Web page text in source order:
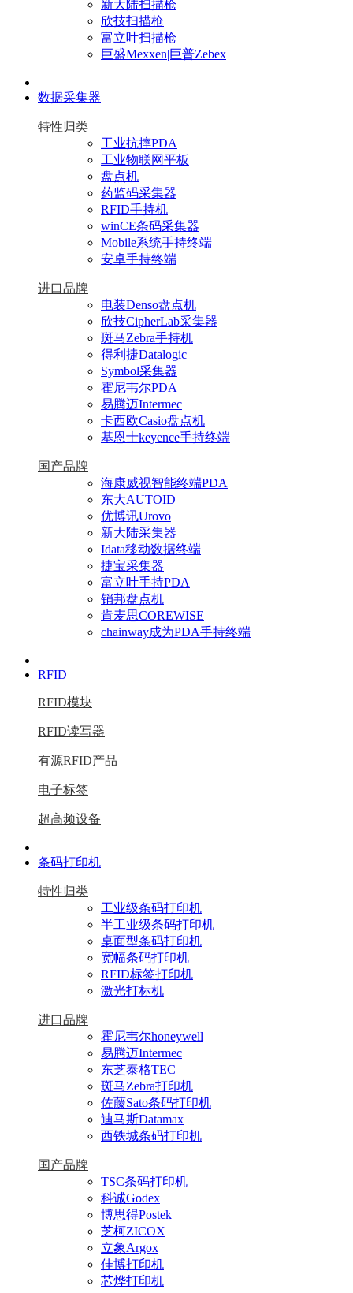
新大陆扫描枪
欣技扫描枪
富立叶扫描枪
巨盛Mexxen|巨普Zebex
|
数据采集器
特性归类
工业抗摔PDA
工业物联网平板
盘点机
药监码采集器
RFID手持机
winCE条码采集器
Mobile系统手持终端
安卓手持终端
进口品牌
电装Denso盘点机
欣技CipherLab采集器
斑马Zebra手持机
得利捷Datalogic
Symbol采集器
霍尼韦尔PDA
易腾迈Intermec
卡西欧Casio盘点机
基恩士keyence手持终端
国产品牌
海康威视智能终端PDA
东大AUTOID
优博讯Urovo
新大陆采集器
Idata移动数据终端
捷宝采集器
富立叶手持PDA
销邦盘点机
肯麦思COREWISE
chainway成为PDA手持终端
|
RFID
RFID模块
RFID读写器
有源RFID产品
电子标签
超高频设备
|
条码打印机
特性归类
工业级条码打印机
半工业级条码打印机
桌面型条码打印机
宽幅条码打印机
RFID标签打印机
激光打标机
进口品牌
霍尼韦尔honeywell
易腾迈Intermec
东芝泰格TEC
斑马Zebra打印机
佐藤Sato条码打印机
迪马斯Datamax
西铁城条码打印机
国产品牌
TSC条码打印机
科诚Godex
博思得Postek
芝柯ZICOX
立象Argox
佳博打印机
芯烨打印机